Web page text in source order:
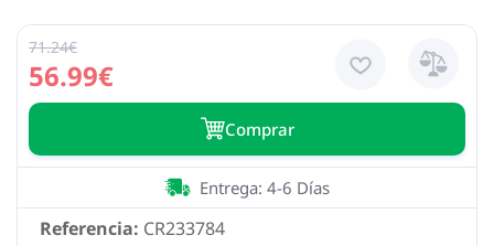
56.99€
71.24€
Сomprar
Referencia: CR233784
Entrega: 4-6 Días